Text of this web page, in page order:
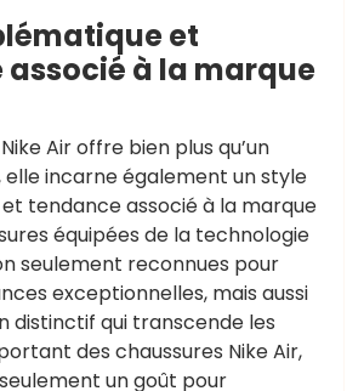
et
à la marque
Air offre bien plus qu’un
incarne également un style
tendance associé à la marque
équipées de la technologie
seulement reconnues pour
exceptionnelles, mais aussi
distinctif qui transcende les
des chaussures Nike Air,
un goût pour